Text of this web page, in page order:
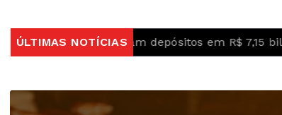
ÚLTIMAS NOTÍCIAS
depósitos em R$ 7,15 bilhões em julho